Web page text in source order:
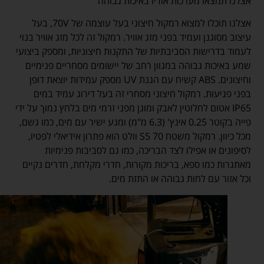
אצלנו תוכלו למצוא רמקול חיצוני בעל עוצמה של 70V, בעל
עיצוב מסוגנן ועמיד בפני מזג אוויר. רמקול זה לכל מזג אוויר בנוי
לעמוד בדרישות הסביבתיות של התקנות חיצוניות, ומספק ביצועי
שמע באיכות גבוהה במגוון רחב של יישומים מסחריים פנימיים
וחיצונים. ABS קשיח עם הגנת UV מספק עמידות יוצאת דופן
בפני פגיעות. רמקול חיצוני מסחרי זה בעל דירוג עמיד במים
IP65 אטום לחלוטין לאבק ומוגן מפני זרמי מים בלחץ נמוך על ידי
פייה בקוטר 0.25 אינץ' (6.3 מ"מ) ומגע ישיר עם מים, כמו גשם,
מכל כיוון. רמקול משטח S5 70 וולט הוא פתרון אידיאלי לפטיו,
לסיפונים או אפילו לצד הבריכה, כמו גם לסביבות פנימיות
מאתגרות כמו ספא, בריכות מקורות, חדרי מקלחת, חדרים נקיים
וכל אזור עם לחות גבוהה או התזת מים.